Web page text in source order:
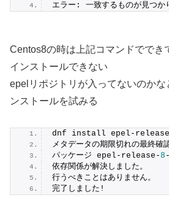
エラー: 一致するものが見
Centos8の時は上記コマンドででき
インストールできない
epelリポジトリが入ってないのかな
ンストールを試みる
dnf install epel-release
メタデータの期限切れの最終確
パッケージ epel-release-8
依存関係が解決しました。
行うべきことはありません。
完了しました!